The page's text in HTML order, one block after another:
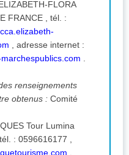
FLORA
, adresse internet :
renseignements
obtenus : Comité
Lumina